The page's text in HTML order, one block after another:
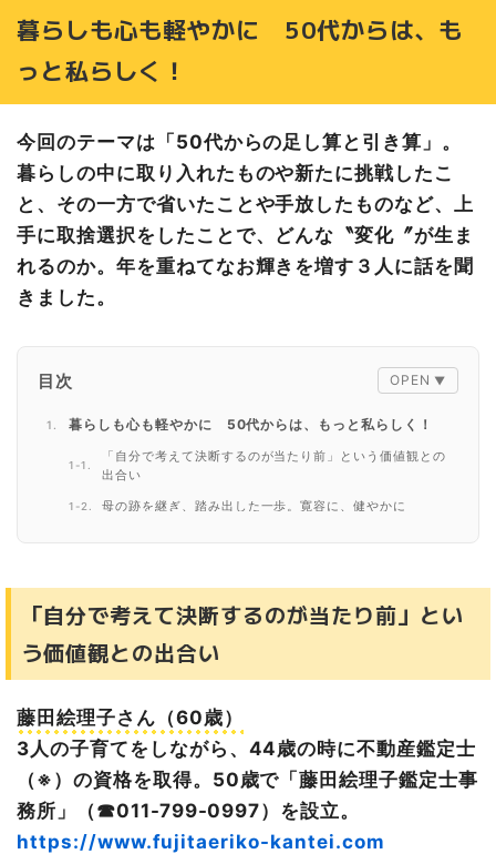
暮らしも心も軽やかに 50代からは、も
っと私らしく！
今回のテーマは「50代からの足し算と引き算」。
暮らしの中に取り入れたものや新たに挑戦したこ
と、その一方で省いたことや手放したものなど、上
手に取捨選択をしたことで、どんな〝変化〞が生ま
れるのか。年を重ねてなお輝きを増す３人に話を聞
きました。
目次
暮らしも心も軽やかに 50代からは、もっと私らしく！
「自分で考えて決断するのが当たり前」という価値観との
出合い
母の跡を継ぎ、踏み出した一歩。寛容に、健やかに
「自分で考えて決断するのが当たり前」とい
う価値観との出合い
藤田絵理子さん（60歳）
3人の子育てをしながら、44歳の時に不動産鑑定士
（※）の資格を取得。50歳で「藤田絵理子鑑定士事
務所」（☎011-799-0997）を設立。
https://www.fujitaeriko-kantei.com